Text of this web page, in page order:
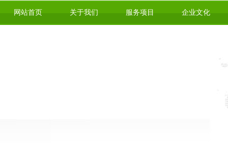
网站首页 关于我们 服务项目 企业文化